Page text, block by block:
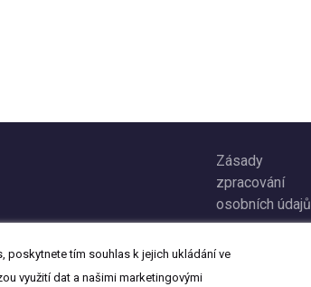
Zásady
zpracování
osobních údajů
poskytnete tím souhlas k jejich ukládání ve
využití dat a našimi marketingovými